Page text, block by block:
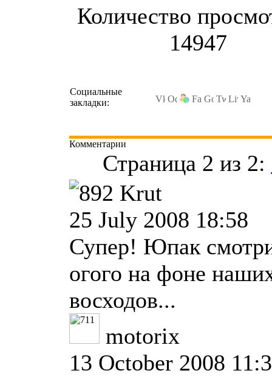
Количество
14947
Социальные
закладки:
Комментарии
Страница 2 из 2:
Krut
25 July 2008 18:58
Супер! Юпак
огого на фоне
восходов...
motorix
13 October 2008